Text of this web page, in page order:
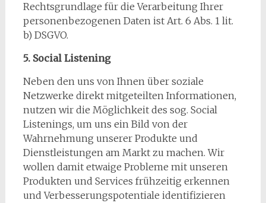
Rechtsgrundlage für die Verarbeitung Ihrer
personenbezogenen Daten ist Art. 6 Abs. 1 lit.
b) DSGVO.
5. Social Listening
Neben den uns von Ihnen über soziale
Netzwerke direkt mitgeteilten Informationen,
nutzen wir die Möglichkeit des sog. Social
Listenings, um uns ein Bild von der
Wahrnehmung unserer Produkte und
Dienstleistungen am Markt zu machen. Wir
wollen damit etwaige Probleme mit unseren
Produkten und Services frühzeitig erkennen
und Verbesserungspotentiale identifizieren